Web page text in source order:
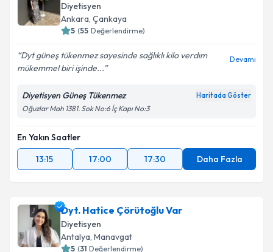
Diyetisyen
Ankara, Çankaya
5 (55 Değerlendirme)
Dyt güneş tükenmez sayesinde sağlıklı kilo verdım
mükemmel biri işinde...
Devamı
Diyetisyen Güneş Tükenmez Haritada Göster
Oğuzlar Mah 1381. Sok No:6 İç Kapı No:3
En Yakın Saatler
13:15
17:00 17:30 Daha Fazla
Dyt. Hatice Çörütoğlu Var
Diyetisyen
Antalya, Manavgat
5 (31 Değerlendirme)